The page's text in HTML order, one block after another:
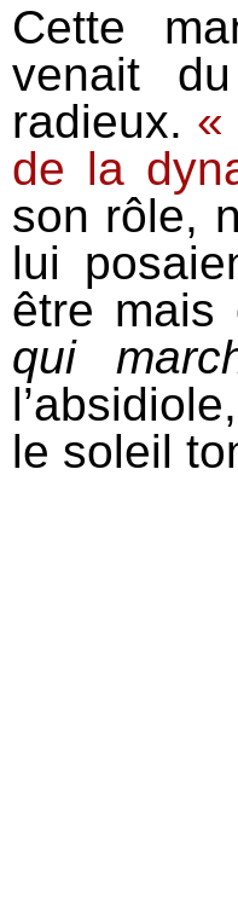
Cette
venait
radieux. «
de la
son rôle,
lui
être
qui
le soleil